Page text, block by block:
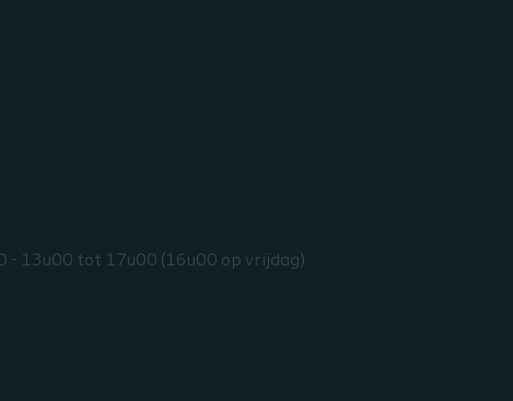
- 13u00 tot 17u00 (16u00 op vrijdag)​